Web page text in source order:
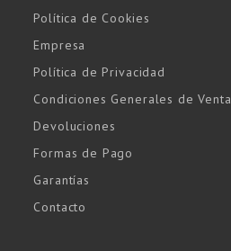
Política de Cookies
Empresa
Política de Privacidad
Condiciones Generales de Venta
Devoluciones
Formas de Pago
Garantías
Contacto